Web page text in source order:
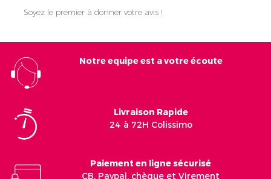
Soyez le premier à donner votre avis !
Notre equipe est a votre écoute
Livraison Rapide
24 à 72H Colissimo
Paiement en ligne sécurisé
CB, Paypal, chèque et Virement